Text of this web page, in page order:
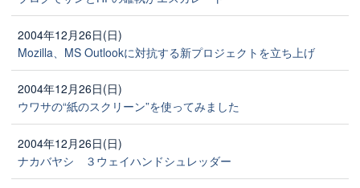
2004年12月26日(日)
Mozilla、MS Outlookに対抗する新プロジェクトを立ち上げ
2004年12月26日(日)
ウワサの“紙のスクリーン”を使ってみました
2004年12月26日(日)
ナカバヤシ ３ウェイハンドシュレッダー